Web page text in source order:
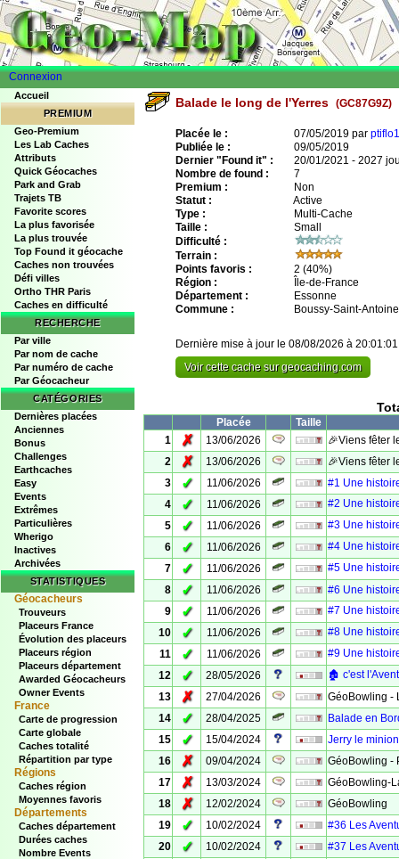
Connexion
Accueil
PREMIUM
Geo-Premium
Les Lab Caches
Attributs
Quick Géocaches
Park and Grab
Trajets TB
Favorite scores
La plus favorisée
La plus trouvée
Top Found it géocache
Caches non trouvées
Défi villes
Ortho THR Paris
Caches en difficulté
RECHERCHE
Par ville
Par nom de cache
Par numéro de cache
Par Géocacheur
CATÉGORIES
Dernières placées
Anciennes
Bonus
Challenges
Earthcaches
Easy
Events
Extrêmes
Particulières
Wherigo
Inactives
Archivées
STATISTIQUES
Géocacheurs
Trouveurs
Placeurs France
Évolution des placeurs
Placeurs région
Placeurs département
Awarded Géocacheurs
Owner Events
France
Carte de progression
Carte globale
Caches totalité
Répartition par type
Régions
Caches région
Moyennes favoris
Départements
Caches département
Durées caches
Nombre Events
Balade le long de l'Yerres (GC87G9Z)
Placée le : 07/05/2019 par
Publiée le :
09/05/2019
Dernier "Found it" :
20/01/2021 - 2027
Nombre de found :
7
Premium :
Non
Statut :
Active
Type :
Multi-Cache
Taille :
Small
Difficulté :
Terrain :
Points favoris :
2 (40%)
Région :
Île-de-France
Département :
Essonne
Commune :
Boussy-Saint-Antoine
Dernière mise à jour le 08/08/2026 à 20:01:01
Voir cette cache sur geocaching.com
Placée
Taille
1
✗ 13/06/2026
🎉Viens fêter
2
✗ 13/06/2026
🎉Viens fêter
3
✓ 11/06/2026
#1 Une
4
✓ 11/06/2026
#2 Une
5
✓ 11/06/2026
#3 Une
6
✓ 11/06/2026
#4 Une
7
✓ 11/06/2026
#5 Une
8
✓ 11/06/2026
#6 Une
9
✓ 11/06/2026
#7 Une
10
✓ 11/06/2026
#8 Une
11
✓ 11/06/2026
#9 Une
12
✓ 28/05/2026
🏚️ c'est
13
✗ 27/04/2026
GéoBowling -
14
✓ 28/04/2025
Balade en
15
✓ 15/04/2024
Jerry le
16
✗ 09/04/2024
GéoBowling -
17
✗ 13/03/2024
GéoBowling-
18
✗ 12/02/2024
GéoBowling
19
✓ 10/02/2024
#36 Les
20
✓ 10/02/2024
#37 Les